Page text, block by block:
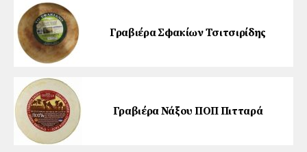
Γραβιέρα Σφακίων Τσιτσιρίδης
Γραβιέρα Νάξου ΠΟΠ Πιτταρά